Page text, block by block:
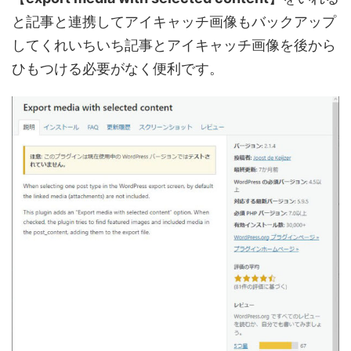
と記事と連携してアイキャッチ画像もバックアップ
してくれいちいち記事とアイキャッチ画像を後から
ひもつける必要がなく便利です。